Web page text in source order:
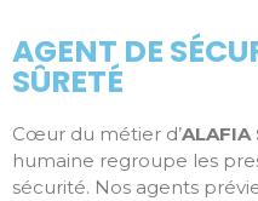
AGENT DE
SÛRETÉ
Cœur du métier d’ALAFIA
humaine regroupe les
sécurité. Nos agents